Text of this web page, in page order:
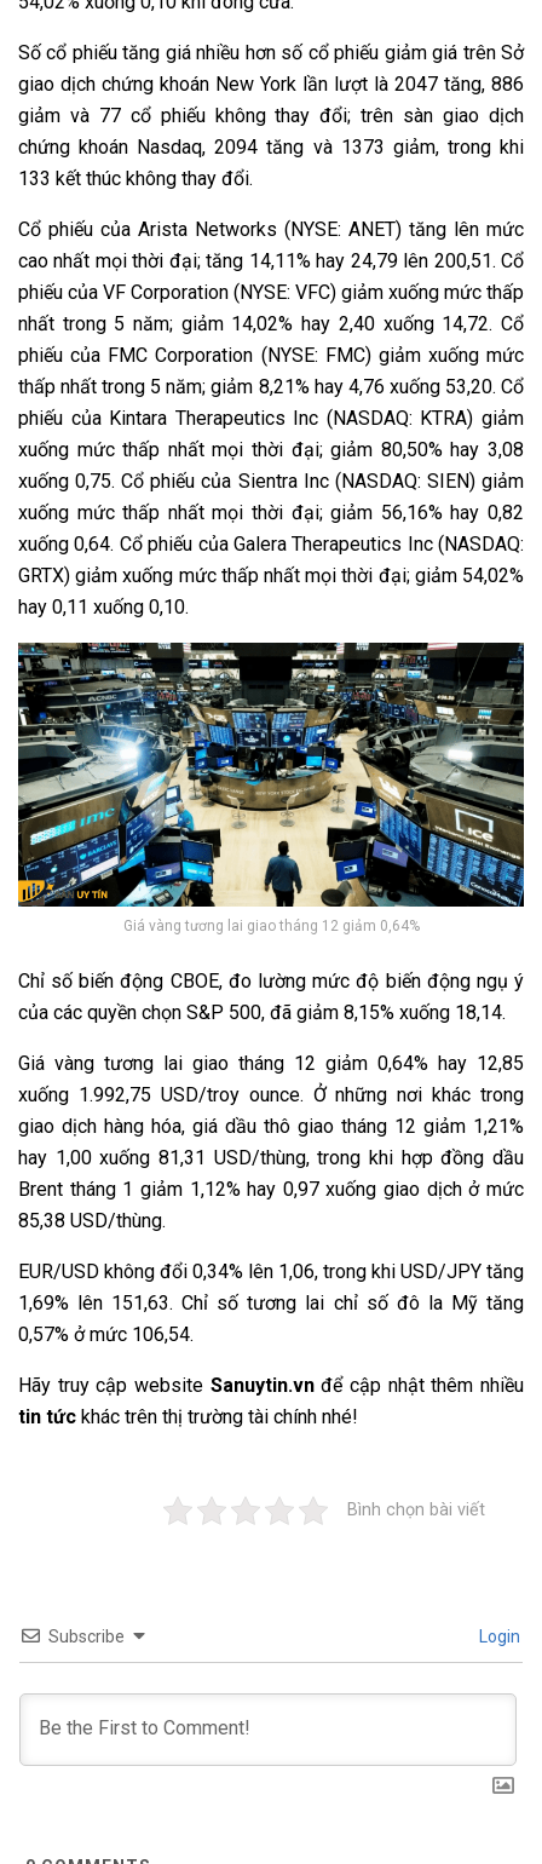
Số cổ phiếu tăng giá nhiều hơn số cổ phiếu giảm giá trên Sở
giao dịch chứng khoán New York lần lượt là 2047 tăng, 886
giảm và 77 cổ phiếu không thay đổi; trên sàn giao dịch
chứng khoán Nasdaq, 2094 tăng và 1373 giảm, trong khi
133 kết thúc không thay đổi.
Cổ phiếu của Arista Networks (NYSE: ANET) tăng lên mức
cao nhất mọi thời đại; tăng 14,11% hay 24,79 lên 200,51. Cổ
phiếu của VF Corporation (NYSE: VFC) giảm xuống mức thấp
nhất trong 5 năm; giảm 14,02% hay 2,40 xuống 14,72. Cổ
phiếu của FMC Corporation (NYSE: FMC) giảm xuống mức
thấp nhất trong 5 năm; giảm 8,21% hay 4,76 xuống 53,20. Cổ
phiếu của Kintara Therapeutics Inc (NASDAQ: KTRA) giảm
xuống mức thấp nhất mọi thời đại; giảm 80,50% hay 3,08
xuống 0,75. Cổ phiếu của Sientra Inc (NASDAQ: SIEN) giảm
xuống mức thấp nhất mọi thời đại; giảm 56,16% hay 0,82
xuống 0,64. Cổ phiếu của Galera Therapeutics Inc (NASDAQ:
GRTX) giảm xuống mức thấp nhất mọi thời đại; giảm 54,02%
hay 0,11 xuống 0,10.
Giá vàng tương lai giao tháng 12 giảm 0,64%
Chỉ số biến động CBOE, đo lường mức độ biến động ngụ ý
của các quyền chọn S&P 500, đã giảm 8,15% xuống 18,14.
Giá vàng tương lai giao tháng 12 giảm 0,64% hay 12,85
xuống 1.992,75 USD/troy ounce. Ở những nơi khác trong
giao dịch hàng hóa, giá dầu thô giao tháng 12 giảm 1,21%
hay 1,00 xuống 81,31 USD/thùng, trong khi hợp đồng dầu
Brent tháng 1 giảm 1,12% hay 0,97 xuống giao dịch ở mức
85,38 USD/thùng.
EUR/USD không đổi 0,34% lên 1,06, trong khi USD/JPY tăng
1,69% lên 151,63. Chỉ số tương lai chỉ số đô la Mỹ tăng
0,57% ở mức 106,54.
Hãy truy cập website Sanuytin.vnđể cập nhật thêm nhiều
tin tức khác trên thị trường tài chính nhé!
Bình chọn bài viết
Subscribe Login